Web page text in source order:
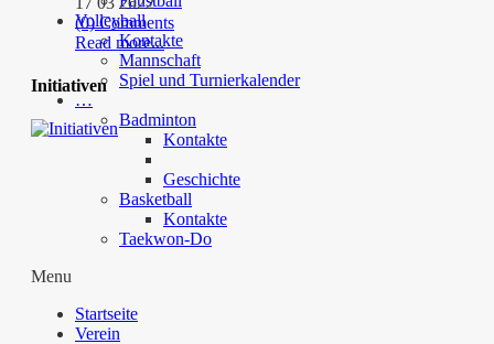
Volleyball
Kontakte
Mannschaft
Spiel und Turnierkalender
…
Badminton
Kontakte
Geschichte
Basketball
Kontakte
Taekwon-Do
Menu
Startseite
Verein
(0) Comments
Read more...
Initiativen